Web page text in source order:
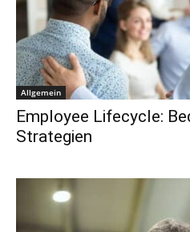
Allgemein
Employee Lifecycle:
Strategien